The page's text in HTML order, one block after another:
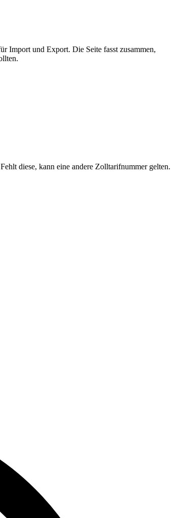
Import und Export. Die Seite fasst zusammen,
diese, kann eine andere Zolltarifnummer gelten.